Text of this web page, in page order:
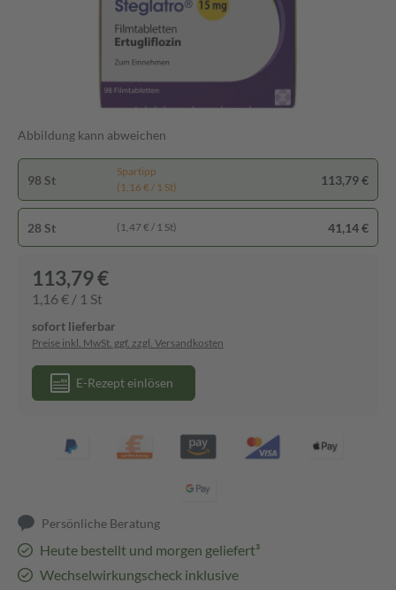
Abbildung kann abweichen
98 St
Spartipp
(1,16 € / 1 St)
113,79 €
28 St (1,47 € / 1 St) 41,14 €
113,79 €
1,16 € / 1 St
sofort lieferbar
Preise inkl. MwSt. ggf. zzgl. Versandkosten
E-Rezept einlösen
Persönliche Beratung
Heute bestellt und morgen geliefert³
Wechselwirkungscheck inklusive